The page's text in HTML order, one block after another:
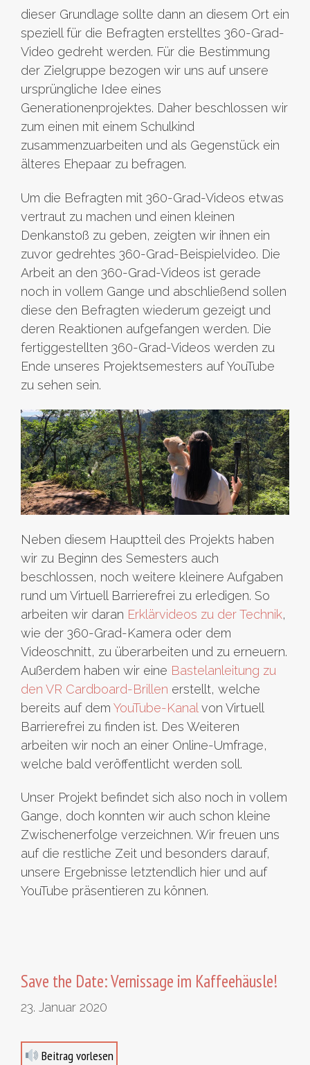
dieser Grundlage sollte dann an diesem Ort ein
speziell für die Befragten erstelltes 360-Grad-
Video gedreht werden. Für die Bestimmung
der Zielgruppe bezogen wir uns auf unsere
ursprüngliche Idee eines
Generationenprojektes. Daher beschlossen wir
zum einen mit einem Schulkind
zusammenzuarbeiten und als Gegenstück ein
älteres Ehepaar zu befragen.
Um die Befragten mit 360-Grad-Videos etwas
vertraut zu machen und einen kleinen
Denkanstoß zu geben, zeigten wir ihnen ein
zuvor gedrehtes 360-Grad-Beispielvideo. Die
Arbeit an den 360-Grad-Videos ist gerade
noch in vollem Gange und abschließend sollen
diese den Befragten wiederum gezeigt und
deren Reaktionen aufgefangen werden. Die
fertiggestellten 360-Grad-Videos werden zu
Ende unseres Projektsemesters auf YouTube
zu sehen sein.
Neben diesem Hauptteil des Projekts haben
wir zu Beginn des Semesters auch
beschlossen, noch weitere kleinere Aufgaben
rund um Virtuell Barrierefrei zu erledigen. So
arbeiten wir daran Erklärvideos zu der Technik,
wie der 360-Grad-Kamera oder dem
Videoschnitt, zu überarbeiten und zu erneuern.
Außerdem haben wir eine Bastelanleitung zu
den VR Cardboard-Brillen erstellt, welche
bereits auf dem YouTube-Kanal von Virtuell
Barrierefrei zu finden ist. Des Weiteren
arbeiten wir noch an einer Online-Umfrage,
welche bald veröffentlicht werden soll.
Unser Projekt befindet sich also noch in vollem
Gange, doch konnten wir auch schon kleine
Zwischenerfolge verzeichnen. Wir freuen uns
auf die restliche Zeit und besonders darauf,
unsere Ergebnisse letztendlich hier und auf
YouTube präsentieren zu können.
Save the Date: Vernissage im Kaffeehäusle!
23. Januar 2020
Beitrag vorlesen